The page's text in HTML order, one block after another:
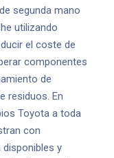
segunda mano
utilizando
el coste de
componentes
de
residuos. En
Toyota a toda
con
y